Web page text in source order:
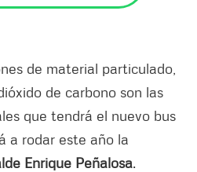
de material particulado,
de carbono son las
que tendrá el nuevo bus
a rodar este año la
Enrique Peñalosa.